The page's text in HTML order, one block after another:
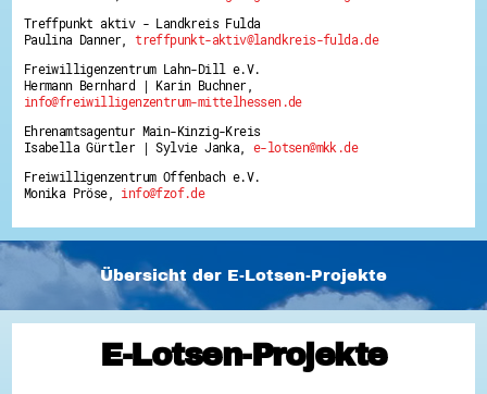
Treffpunkt aktiv - Landkreis Fulda
Paulina Danner,treffpunkt-aktiv@landkreis-fulda.de
Freiwilligenzentrum Lahn-Dill e.V.
Hermann Bernhard | Karin Buchner,
info@freiwilligenzentrum-mittelhessen.de
Ehrenamtsagentur Main-Kinzig-Kreis
Isabella Gürtler | Sylvie Janka,e-lotsen@mkk.de
Freiwilligenzentrum Offenbach e.V.
Monika Pröse, info@fzof.de
Übersicht der E-Lotsen-Projekte
E-Lotsen-Projekte